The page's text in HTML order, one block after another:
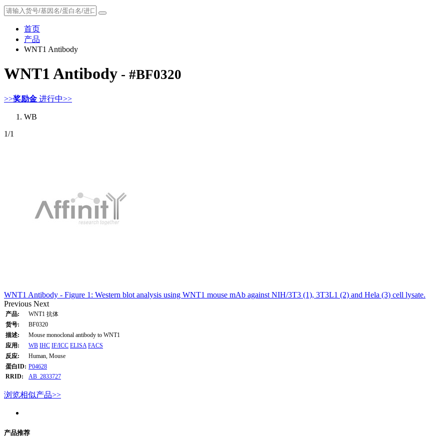
首页
产品
WNT1 Antibody
WNT1 Antibody - #BF0320
>>奖励金 进行中>>
WB
1/1
WNT1 Antibody - Figure 1: Western blot analysis using WNT1 mouse mAb against NIH/3T3 (1), 3T3L1 (2) and Hela (3) cell lysate.
Previous Next
产品:
WNT1 抗体
货号:
BF0320
描述:
Mouse monoclonal antibody to WNT1
应用:
WB IHC IF/ICC ELISA FACS
反应:
Human, Mouse
蛋白ID: P04628
RRID:
AB_2833727
浏览相似产品>>
产品推荐